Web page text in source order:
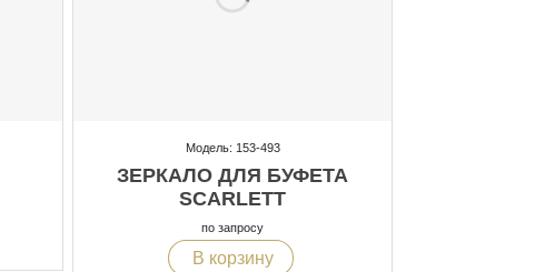
Модель: 153-493
ЗЕРКАЛО ДЛЯ БУФЕТА
SCARLETT
по запросу
В корзину